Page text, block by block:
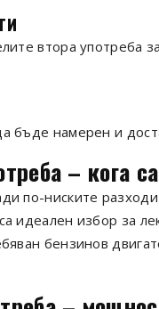
втора употреба
бъде намерен и
– кога
по-ниските
идеален избор за
бензинов